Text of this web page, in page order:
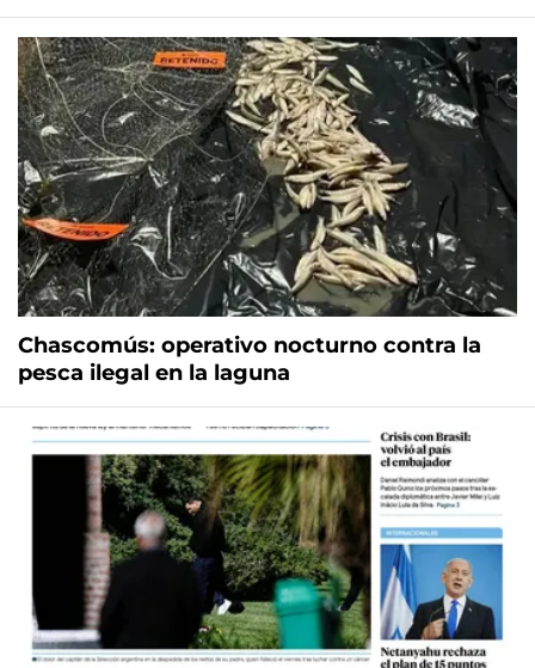
Chascomús: operativo nocturno contra la
pesca ilegal en la laguna